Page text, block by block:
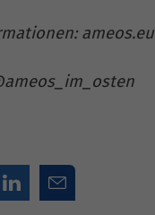
ameos.eu